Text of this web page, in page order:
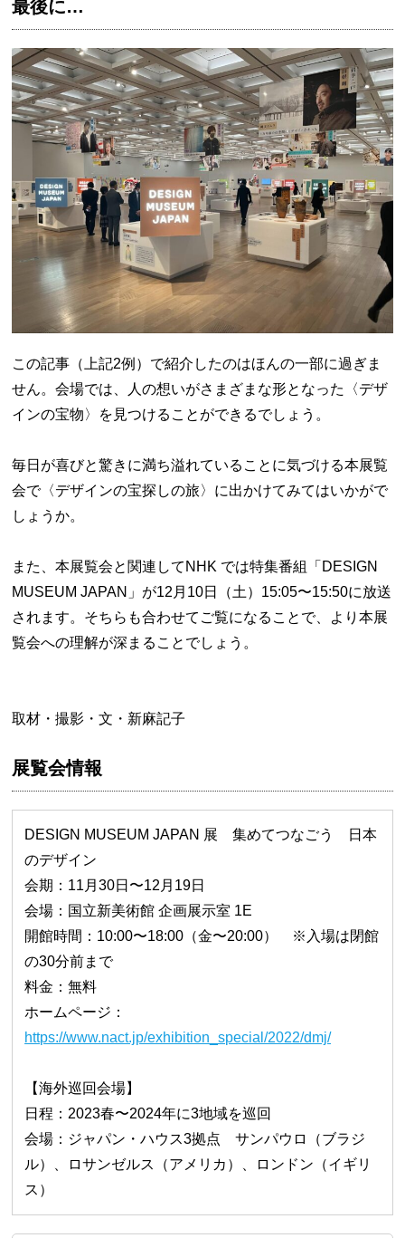
最後に…
この記事（上記2例）で紹介したのはほんの一部に過ぎま
せん。会場では、人の想いがさまざまな形となった〈デザ
インの宝物〉を見つけることができるでしょう。
毎日が喜びと驚きに満ち溢れていることに気づける本展覧
会で〈デザインの宝探しの旅〉に出かけてみてはいかがで
しょうか。
また、本展覧会と関連してNHK では特集番組「DESIGN
MUSEUM JAPAN」が12月10日（土）15:05〜15:50に放送
されます。そちらも合わせてご覧になることで、より本展
覧会への理解が深まることでしょう。
取材・撮影・文・新麻記子
展覧会情報
DESIGN MUSEUM JAPAN 展 集めてつなごう 日本
のデザイン
会期：11月30日〜12月19日
会場：国立新美術館 企画展示室 1E
開館時間：10:00〜18:00（金〜20:00） ※入場は閉館
の30分前まで
料金：無料
ホームページ：
https://www.nact.jp/exhibition_special/2022/dmj/
【海外巡回会場】
日程：2023春〜2024年に3地域を巡回
会場：ジャパン・ハウス3拠点 サンパウロ（ブラジ
ル）、ロサンゼルス（アメリカ）、ロンドン（イギリ
ス）